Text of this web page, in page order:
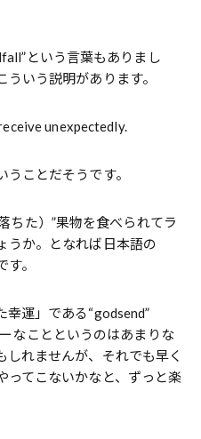
という言葉もありまし
いう説明があります。
unexpectedly.
うことだそうです。
ちた）”果物を食べられてラ
うか。となれば日本語の
。
幸運」である“godsend”
なことというのはあまりな
しれませんが、それでも早く
ってこないかなと、ずっと楽